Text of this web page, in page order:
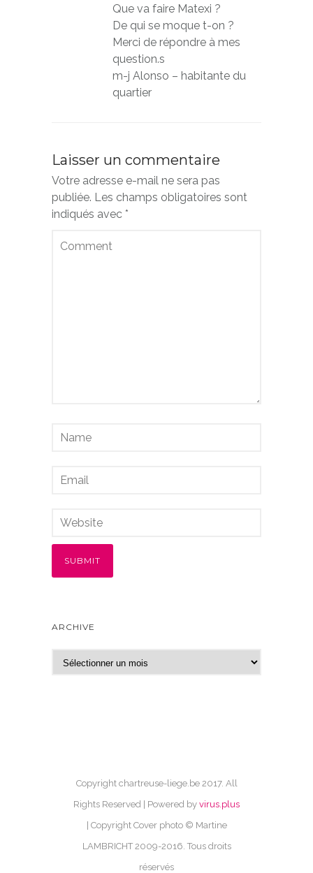
Que va faire Matexi ?
De qui se moque t-on ?
Merci de répondre à mes
question.s
m-j Alonso – habitante du
quartier
Laisser un commentaire
Votre adresse e-mail ne sera pas
publiée. Les champs obligatoires sont
indiqués avec *
ARCHIVE
Copyright chartreuse-liege.be 2017. All
Rights Reserved | Powered by virus.plus
| Copyright Cover photo © Martine
LAMBRICHT 2009-2016. Tous droits
réservés